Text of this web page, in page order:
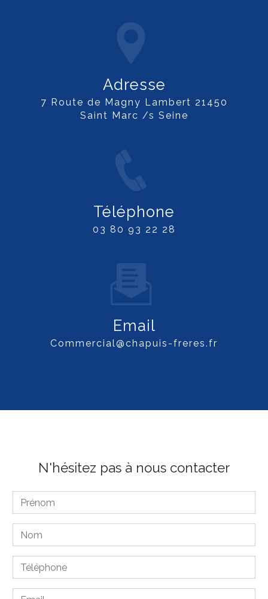
Adresse
7 Route de Magny Lambert 21450
Saint Marc /s Seine
Téléphone
03 80 93 22 28
Email
commercial@chapuis-freres.fr
N'hésitez pas à nous contacter